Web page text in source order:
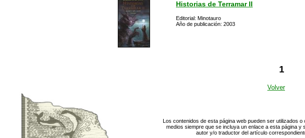
Historias de Terramar II
Editorial: Minotauro
Año de publicación: 2003
1
Volver
Los contenidos de esta página web pueden ser utilizados o
medios siempre que se incluya un enlace a esta página y
autor y/o traductor del artículo